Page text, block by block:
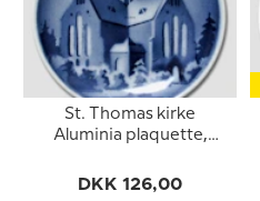
St. Thomas kirke
Aluminia plaquette,
DKK 126,00